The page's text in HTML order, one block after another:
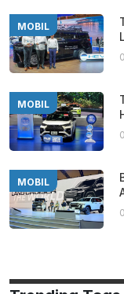
MOBIL
MOBIL
MOBIL